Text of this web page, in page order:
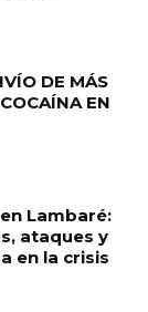
DE MÁS
EN
Lambaré:
ataques y
en la crisis